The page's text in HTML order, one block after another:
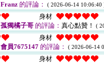
Franz 的評論： ( 2026-06-14 10:06:40
身材
孤獨橘子哥 的評論： 真心點贊！ (
身材
會員7675147 的評論： ( 2026-06-14
身材